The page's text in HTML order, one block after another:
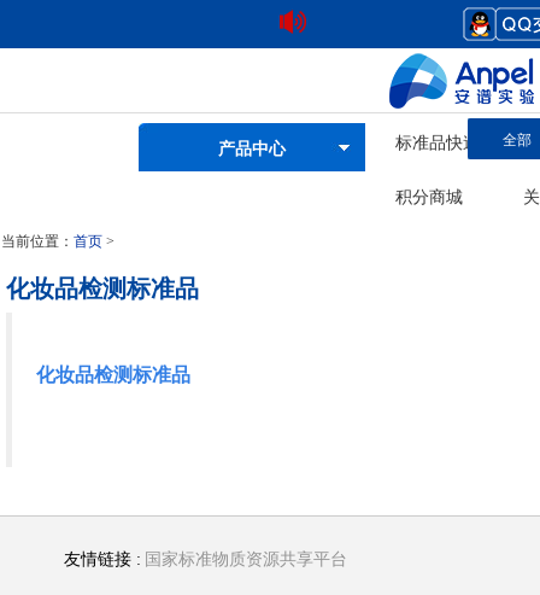
全部
产品中心 标准品快速查询
积分商城
当前位置： 首页 >
化妆品检测标准品
化妆品检测标准品
友情链接 : 国家标准物质资源共享平台